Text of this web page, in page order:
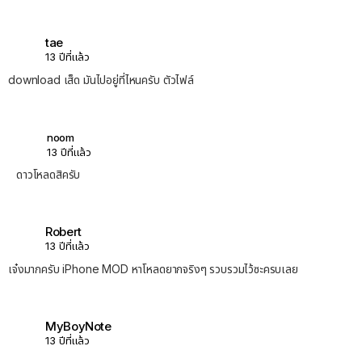
tae
13 ปีที่แล้ว
download เส็ด มันไปอยู่ที่ไหนครับ ตัวไฟล์
noom
13 ปีที่แล้ว
ดาวโหลดสิครับ
Robert
13 ปีที่แล้ว
เจ๋งมากครับ iPhone MOD หาโหลดยากจริงๆ รวบรวมไว้ซะครบเลย
MyBoyNote
13 ปีที่แล้ว